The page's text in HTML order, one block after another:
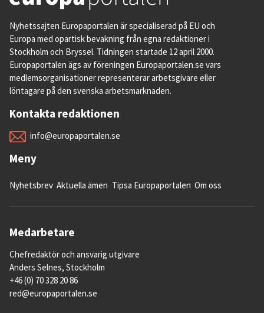
Nyhetssajten Europaportalen är specialiserad på EU och
Europa med opartisk bevakning från egna redaktioner i
Stockholm och Bryssel. Tidningen startade 12 april 2000.
Europaportalen ägs av föreningen Europaportalen.se vars
medlemsorganisationer representerar arbetsgivare eller
löntagare på den svenska arbetsmarknaden.
Kontakta redaktionen
info@europaportalen.se
Meny
Nyhetsbrev Aktuella ämen Tipsa Europaportalen Om oss
Medarbetare
Chefredaktör och ansvarig utgivare
Anders Selnes, Stockholm
+46 (0) 70 328 20 86
red@europaportalen.se